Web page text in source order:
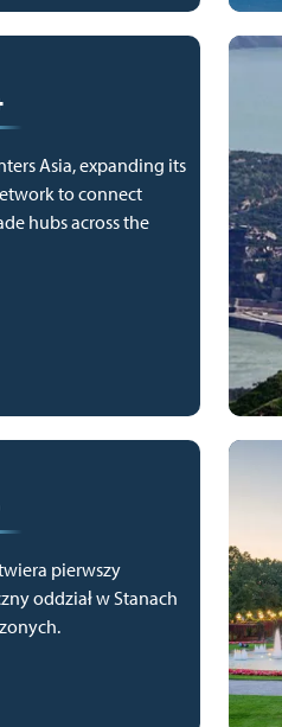
Asia, expanding its
to connect
hubs across the
pierwszy
oddział w Stanach